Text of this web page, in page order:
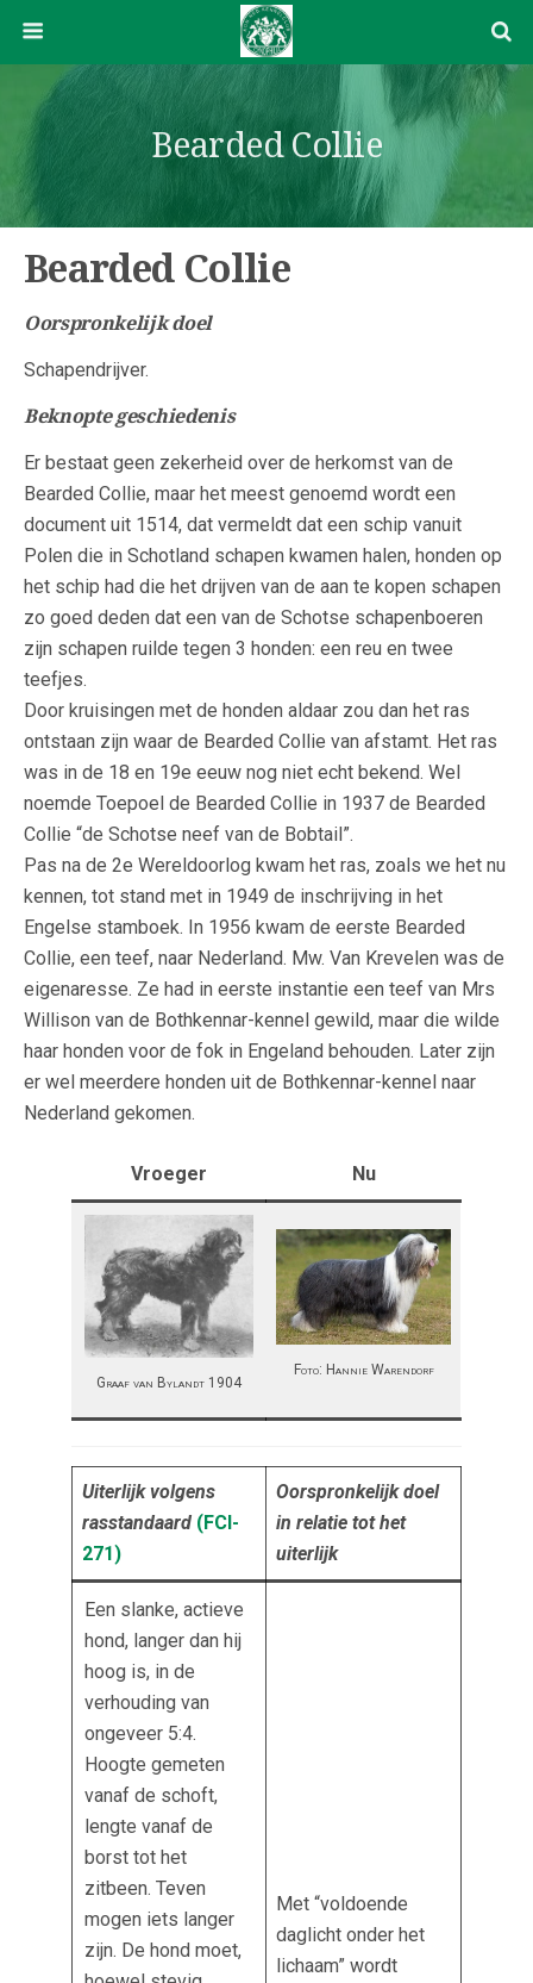
Bearded Collie
Bearded Collie
Oorspronkelijk doel
Schapendrijver.
Beknopte geschiedenis
Er bestaat geen zekerheid over de herkomst van de
Bearded Collie, maar het meest genoemd wordt een
document uit 1514, dat vermeldt dat een schip vanuit
Polen die in Schotland schapen kwamen halen, honden op
het schip had die het drijven van de aan te kopen schapen
zo goed deden dat een van de Schotse schapenboeren
zijn schapen ruilde tegen 3 honden: een reu en twee
teefjes.
Door kruisingen met de honden aldaar zou dan het ras
ontstaan zijn waar de Bearded Collie van afstamt. Het ras
was in de 18 en 19e eeuw nog niet echt bekend. Wel
noemde Toepoel de Bearded Collie in 1937 de Bearded
Collie “de Schotse neef van de Bobtail”.
Pas na de 2e Wereldoorlog kwam het ras, zoals we het nu
kennen, tot stand met in 1949 de inschrijving in het
Engelse stamboek. In 1956 kwam de eerste Bearded
Collie, een teef, naar Nederland. Mw. Van Krevelen was de
eigenaresse. Ze had in eerste instantie een teef van Mrs
Willison van de Bothkennar-kennel gewild, maar die wilde
haar honden voor de fok in Engeland behouden. Later zijn
er wel meerdere honden uit de Bothkennar-kennel naar
Nederland gekomen.
Vroeger Nu
Graaf van Bylandt 1904
Foto: Hannie Warendorf
Uiterlijk volgens
rasstandaard (FCI-
271)
Oorspronkelijk doel
in relatie tot het
uiterlijk
Een slanke, actieve
hond, langer dan hij
hoog is, in de
verhouding van
ongeveer 5:4.
Hoogte gemeten
vanaf de schoft,
lengte vanaf de
borst tot het
zitbeen. Teven
mogen iets langer
zijn. De hond moet,
Met “voldoende
daglicht onder het
lichaam” wordt